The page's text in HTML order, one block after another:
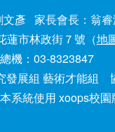
文彥 家長會長：翁
蓮市林政街７號（地
總機：03-8323847
發展組 藝術才能組
系統使用 xoops校園